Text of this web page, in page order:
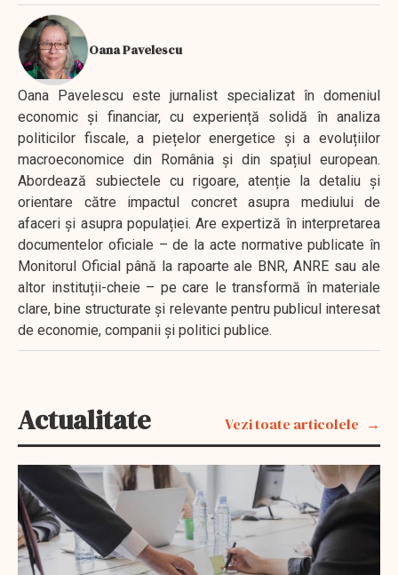
Oana Pavelescu
Oana Pavelescu este jurnalist specializat în domeniul
economic și financiar, cu experiență solidă în analiza
politicilor fiscale, a piețelor energetice și a evoluțiilor
macroeconomice din România și din spațiul european.
Abordează subiectele cu rigoare, atenție la detaliu și
orientare către impactul concret asupra mediului de
afaceri și asupra populației. Are expertiză în interpretarea
documentelor oficiale – de la acte normative publicate în
Monitorul Oficial până la rapoarte ale BNR, ANRE sau ale
altor instituții-cheie – pe care le transformă în materiale
clare, bine structurate și relevante pentru publicul interesat
de economie, companii și politici publice.
Actualitate Vezi toate articolele